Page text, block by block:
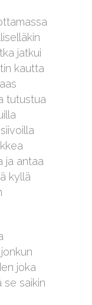
jatkui
kautta
tutustua
ja antaa
kyllä
joka
se saikin